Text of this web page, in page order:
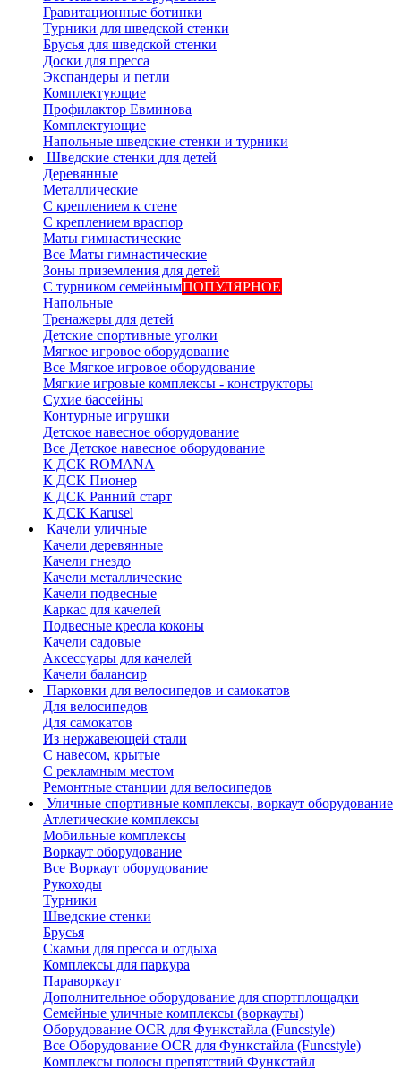
Гравитационные ботинки
Турники для шведской стенки
Брусья для шведской стенки
Доски для пресса
Экспандеры и петли
Комплектующие
Профилактор Евминова
Комплектующие
Напольные шведские стенки и турники
Шведские стенки для детей
Деревянные
Металлические
С креплением к стене
С креплением враспор
Маты гимнастические
Все Маты гимнастические
Зоны приземления для детей
С турником семейнымПОПУЛЯРНОЕ
Напольные
Тренажеры для детей
Детские спортивные уголки
Мягкое игровое оборудование
Все Мягкое игровое оборудование
Мягкие игровые комплексы - конструкторы
Сухие бассейны
Контурные игрушки
Детское навесное оборудование
Все Детское навесное оборудование
К ДСК ROMANA
К ДСК Пионер
К ДСК Ранний старт
К ДСК Karusel
Качели уличные
Качели деревянные
Качели гнездо
Качели металлические
Качели подвесные
Каркас для качелей
Подвесные кресла коконы
Качели садовые
Аксессуары для качелей
Качели балансир
Парковки для велосипедов и самокатов
Для велосипедов
Для самокатов
Из нержавеющей стали
С навесом, крытые
С рекламным местом
Ремонтные станции для велосипедов
Уличные спортивные комплексы, воркаут оборудование
Атлетические комплексы
Мобильные комплексы
Воркаут оборудование
Все Воркаут оборудование
Рукоходы
Турники
Шведские стенки
Брусья
Скамьи для пресса и отдыха
Комплексы для паркура
Параворкаут
Дополнительное оборудование для спортплощадки
Семейные уличные комплексы (воркауты)
Оборудование OCR для Функстайла (Funcstyle)
Все Оборудование OCR для Функстайла (Funcstyle)
Комплексы полосы препятствий Функстайл